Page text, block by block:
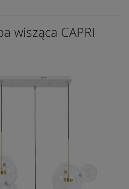
wisząca CAPRI